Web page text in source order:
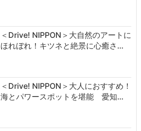
＜Drive! NIPPON＞大自然のアートに
ほれぼれ！キツネと絶景に心癒さ…
＜Drive! NIPPON＞大人におすすめ！
海とパワースポットを堪能 愛知…